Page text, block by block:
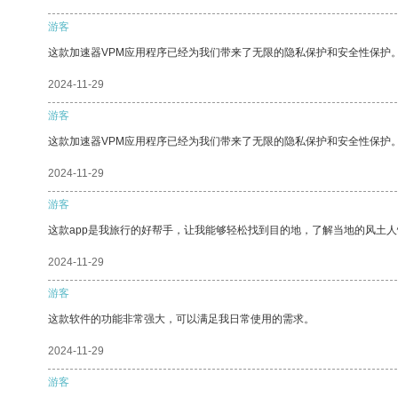
游客
这款加速器VPM应用程序已经为我们带来了无限的隐私保护和安全性保护。
2024-11-29
游客
这款加速器VPM应用程序已经为我们带来了无限的隐私保护和安全性保护。
2024-11-29
游客
这款app是我旅行的好帮手，让我能够轻松找到目的地，了解当地的风土人
2024-11-29
游客
这款软件的功能非常强大，可以满足我日常使用的需求。
2024-11-29
游客